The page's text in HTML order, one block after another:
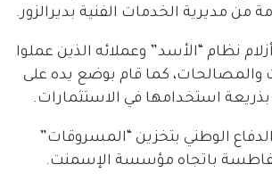
من مديرية الخدمات الفنية بديرالزور.
نظام “الأسد” وعملائه الذين عملوا
والمصالحات، كما قام بوضع يده على
بذريعة استخدامها في الاستثمارات.
الوطني بتخزين “المسروقات”
باتجاه مؤسسة الإسمنت.